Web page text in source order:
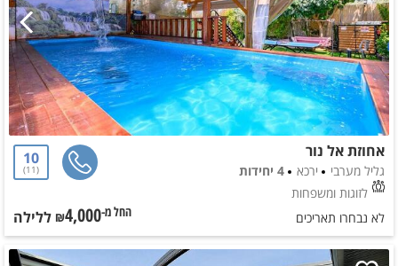
אחוזת אל נור
גליל מערבי ירכא
4 יחידות
לזוגות ומשפחות
10
11
לא נבחרו תאריכים החל מ-₪4,000 ללילה